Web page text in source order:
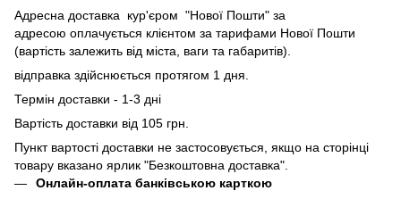
Адресна доставка кур'єром "Нової Пошти" за
адресою оплачується клієнтом за тарифами Нової Пошти
(вартість залежить від міста, ваги та габаритів).
відправка здійснюється протягом 1 дня.
Термін доставки - 1-3 дні
Вартість доставки від 105 грн.
Пункт вартості доставки не застосовується, якщо на сторінці
товару вказано ярлик "Безкоштовна доставка".
Онлайн-оплата банківською карткою